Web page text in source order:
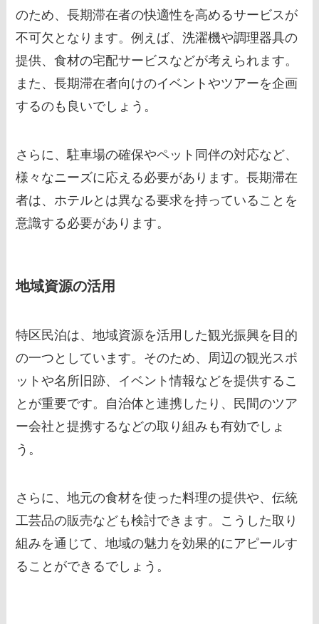
のため、長期滞在者の快適性を高めるサービスが
不可欠となります。例えば、洗濯機や調理器具の
提供、食材の宅配サービスなどが考えられます。
また、長期滞在者向けのイベントやツアーを企画
するのも良いでしょう。
さらに、駐車場の確保やペット同伴の対応など、
様々なニーズに応える必要があります。長期滞在
者は、ホテルとは異なる要求を持っていることを
意識する必要があります。
地域資源の活用
特区民泊は、地域資源を活用した観光振興を目的
の一つとしています。そのため、周辺の観光スポ
ットや名所旧跡、イベント情報などを提供するこ
とが重要です。自治体と連携したり、民間のツア
ー会社と提携するなどの取り組みも有効でしょ
う。
さらに、地元の食材を使った料理の提供や、伝統
工芸品の販売なども検討できます。こうした取り
組みを通じて、地域の魅力を効果的にアピールす
ることができるでしょう。